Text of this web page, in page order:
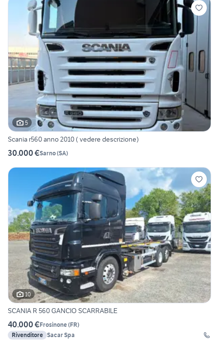
5
Scania r560 anno 2010 ( vedere descrizione)
30.000 €Sarno(SA)
10
SCANIA R 560 GANCIO SCARRABILE
40.000 €Frosinone(FR)
Rivenditore Sacar Spa